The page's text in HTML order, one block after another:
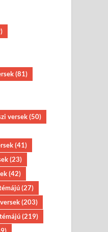
(81)
versek(50)
(41)
(23)
(42)
(27)
(203)
(219)